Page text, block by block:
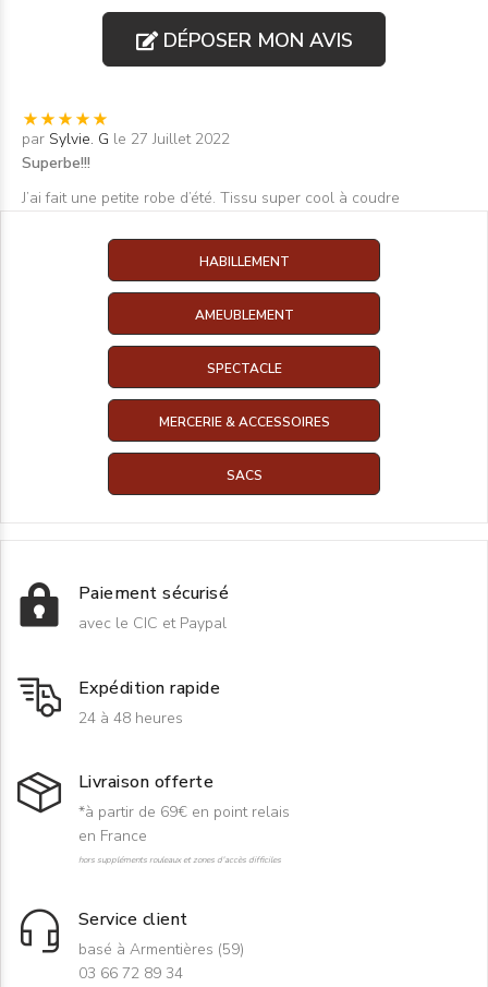
DÉPOSER MON AVIS
par Sylvie. G le 27 Juillet 2022
Superbe!!!
J’ai fait une petite robe d’été. Tissu super cool à coudre
HABILLEMENT
AMEUBLEMENT
SPECTACLE
MERCERIE & ACCESSOIRES
SACS
Paiement sécurisé
avec le CIC et Paypal
Expédition rapide
24 à 48 heures
Livraison offerte
*à partir de 69€ en point relais
en France
hors suppléments rouleaux et zones d'accès difficiles
Service client
basé à Armentières (59)
03 66 72 89 34